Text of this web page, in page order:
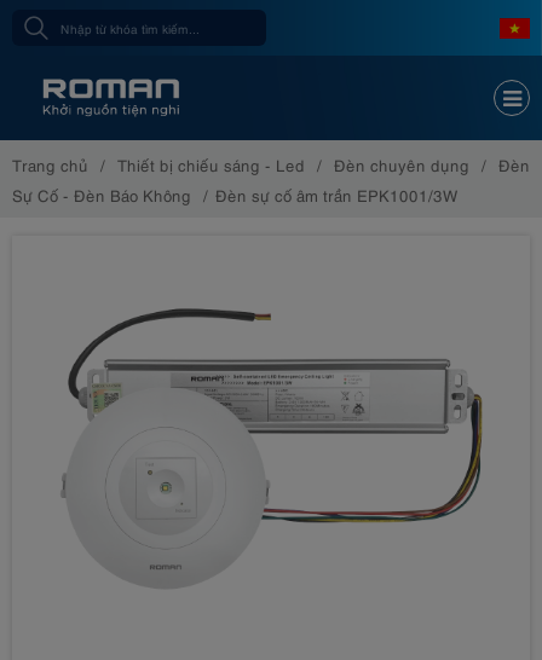
Trang chủ Thiết bị chiếu sáng - Led Đèn chuyên dụng
Đèn
Sự Cố - Đèn Báo Không
Đèn sự cố âm trần EPK1001/3W